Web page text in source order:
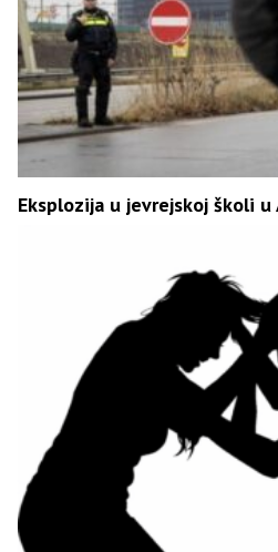
Eksplozija u jevrejskoj školi u